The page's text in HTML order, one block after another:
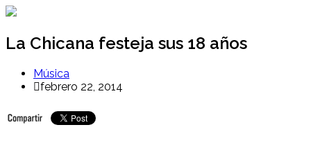
Ir
contenido
La Chicana festeja sus 18 años
Música
febrero 22, 2014